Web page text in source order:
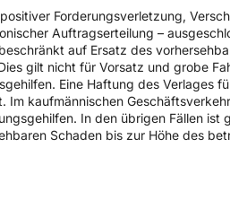
Forderungsverletzung,
Auftragserteilung –
auf Ersatz des
gilt nicht für Vorsatz und grobe
Eine Haftung des Verlages
Im kaufmännischen
In den übrigen Fällen
Schaden bis zur Höhe des